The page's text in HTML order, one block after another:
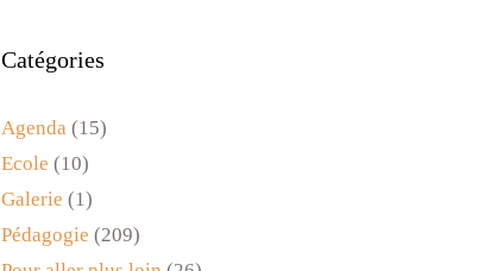
Catégories
Agenda (15)
Ecole (10)
Galerie (1)
Pédagogie (209)